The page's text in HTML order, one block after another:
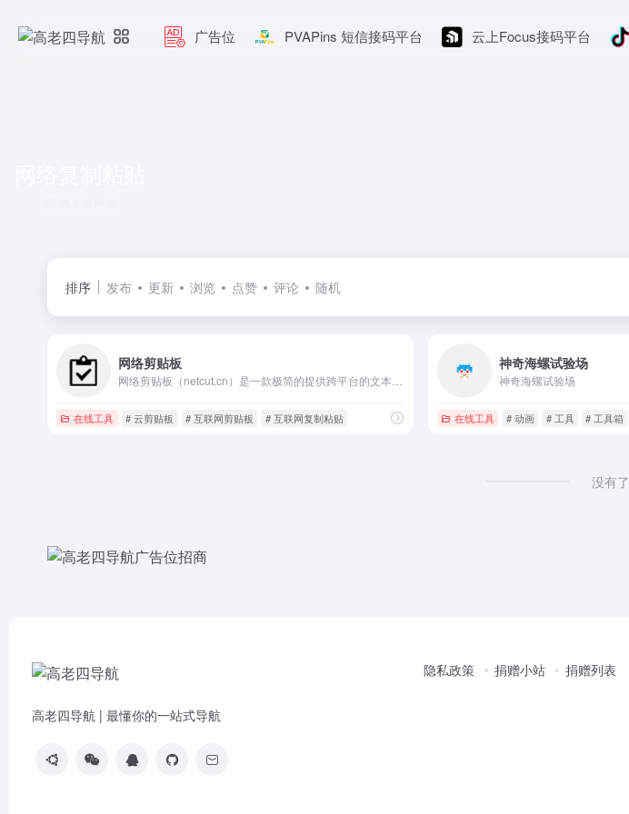
广告位 PVAPins 短信接码平台 云上Focus接码平台
排序 发布 更新 浏览 点赞 评论 随机
网络剪贴板
在线工具 # 云剪贴板 # 互联网剪贴板 # 互联网复制粘贴
神奇海螺试验场
神奇海螺试验场
在线工具 # 动画 # 工具 # 工具箱
没有了
高老四导航 | 最懂你的一站式导航
隐私政策 捐赠小站 捐赠列表